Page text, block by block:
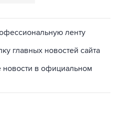
ленту
главных новостей сайта
новости в официальном